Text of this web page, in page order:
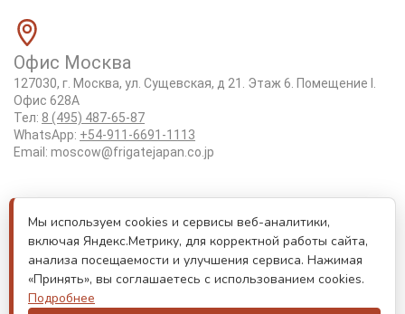
Офис Москва
127030, г. Москва, ул. Сущевская, д 21. Этаж 6. Помещение I.
Офис 628А
Тел: 8 (495) 487-65-87
WhatsApp: +54-911-6691-1113
Email: moscow@frigatejapan.co.jp
Положение об обработке персональных данных
Лицензия Tottori #3-92
Реестровый номер туроператора РТО 000170
Лицензия JATA номер 6175
Мы используем cookies и сервисы веб-аналитики,
включая Яндекс.Метрику, для корректной работы сайта,
анализа посещаемости и улучшения сервиса. Нажимая
«Принять», вы соглашаетесь с использованием cookies.
Подробнее